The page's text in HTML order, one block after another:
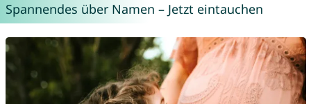
Spannendes über Namen – Jetzt eintauchen